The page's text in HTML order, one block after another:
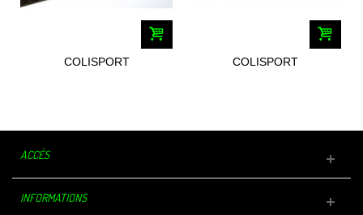
COLISPORT
COLISPORT
ACCÈS
INFORMATIONS